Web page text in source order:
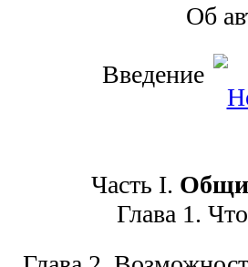
Об
Введение
Часть I.
Глава 1. Что